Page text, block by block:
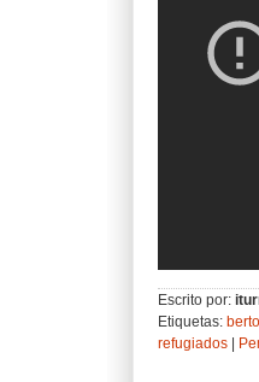
Escrito por:
Etiquetas:
refugiados |